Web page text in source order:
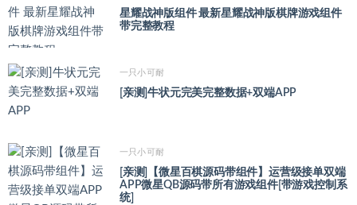
星耀战神版组件 最新星耀战神版棋牌游戏组件
带完整教程
一只小可耐
[亲测]牛状元完美完整数据+双端APP
一只小可耐
[亲测]【微星百棋源码带组件】运营级接单双端
APP微星QB源码带所有游戏组件[带游戏控制系
统]